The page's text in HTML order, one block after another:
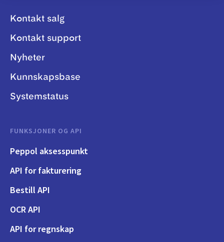
Kontakt salg
Kontakt support
Nyheter
Kunnskapsbase
Systemstatus
FUNKSJONER OG API
Peppol aksesspunkt
API for fakturering
Bestill API
OCR API
API for regnskap